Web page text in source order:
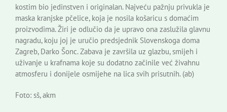
kostim bio jedinstven i originalan. Najveću pažnju privukla je
maska kranjske pčelice, koja je nosila košaricu s domaćim
proizvodima. Žiri je odlučio da je upravo ona zaslužila glavnu
nagradu, koju joj je uručio predsjednik Slovenskoga doma
Zagreb, Darko Šonc. Zabava je završila uz glazbu, smijeh i
uživanje u krafnama koje su dodatno začinile već živahnu
atmosferu i donijele osmijehe na lica svih prisutnih. (ab)
Foto: sš, akm